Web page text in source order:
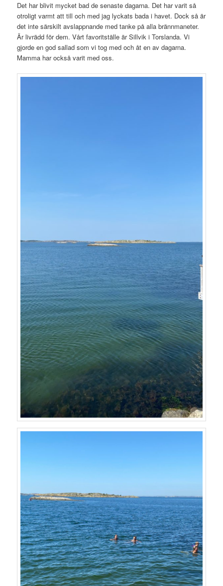
Det har blivit mycket bad de senaste dagarna. Det har varit så
otroligt varmt att till och med jag lyckats bada i havet. Dock så är
det inte särskilt avslappnande med tanke på alla brännmaneter.
Är livrädd för dem. Vårt favoritställe är Sillvik i Torslanda. Vi
gjorde en god sallad som vi tog med och åt en av dagarna.
Mamma har också varit med oss.